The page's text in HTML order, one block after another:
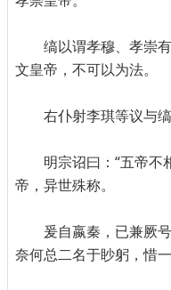
缟以谓孝穆、孝崇
文皇帝，不可以为法。
右仆射李琪等议与缟
明宗诏曰：“五帝
帝，异世殊称。
爰自嬴秦，已兼厥
奈何总二名于眇躬，惜